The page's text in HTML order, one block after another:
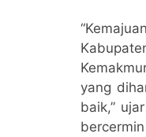
yang
baik,”